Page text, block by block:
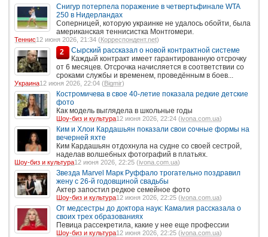
Снигур потерпела поражение в четвертьфинале WTA
250 в Нидерландах
Соперницей, которую украинке не удалось обойти, была
американская теннисистка Монтгомери.
Теннис12 июня 2026, 21:34 (Корреспондент.net)
2
Сырский рассказал о новой контрактной системе
Каждый контракт имеет гарантированную отсрочку
от 6 месяцев. Отсрочка начисляется в соответствии со
сроками службы и временем, проведённым в боев...
Украина12 июня 2026, 22:04 (Bigmir)
Костромичева в свое 40-летие показала редкие детские
фото
Как модель выглядела в школьные годы
Шоу-биз и культура12 июня 2026, 22:24 (ivona.com.ua)
Ким и Хлои Кардашьян показали свои сочные формы на
вечерней яхте
Ким Кардашьян отдохнула на судне со своей сестрой,
наделав волшебных фотографий в платьях.
Шоу-биз и культура12 июня 2026, 22:25 (ivona.com.ua)
Звезда Marvel Марк Руффало трогательно поздравил
жену с 26-й годовщиной свадьбы
Актер запостил редкое семейное фото
Шоу-биз и культура12 июня 2026, 22:25 (ivona.com.ua)
От медсестры до доктора наук: Камалия рассказала о
своих трех образованиях
Певица рассекретила, какие у нее еще профессии
Шоу-биз и культура12 июня 2026, 22:25 (ivona.com.ua)